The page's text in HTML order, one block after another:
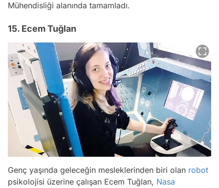
Mühendisliği alanında tamamladı.
15. Ecem Tuğlan
Genç yaşında geleceğin mesleklerinden biri olan robot
psikolojisi üzerine çalışan Ecem Tuğlan, Nasa